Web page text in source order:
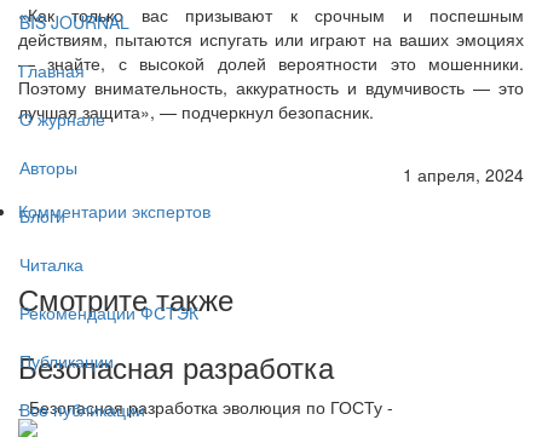
BIS JOURNAL
Главная
О журнале
Авторы
Блоги
Читалка
Рекомендации ФСТЭК
Публикации
Все публикации
«Как только вас призывают к срочным и поспешным
действиям, пытаются испугать или играют на ваших эмоциях
— знайте, с высокой долей вероятности это мошенники.
Поэтому внимательность, аккуратность и вдумчивость — это
лучшая защита», — подчеркнул безопасник.
1 апреля, 2024
Комментарии экспертов
Смотрите также
Безопасная разработка
- Безопасная разработка эволюция по ГОСТу -